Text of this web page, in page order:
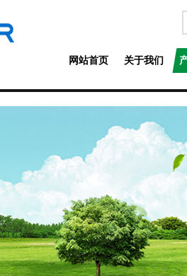
网站首页 关于我们